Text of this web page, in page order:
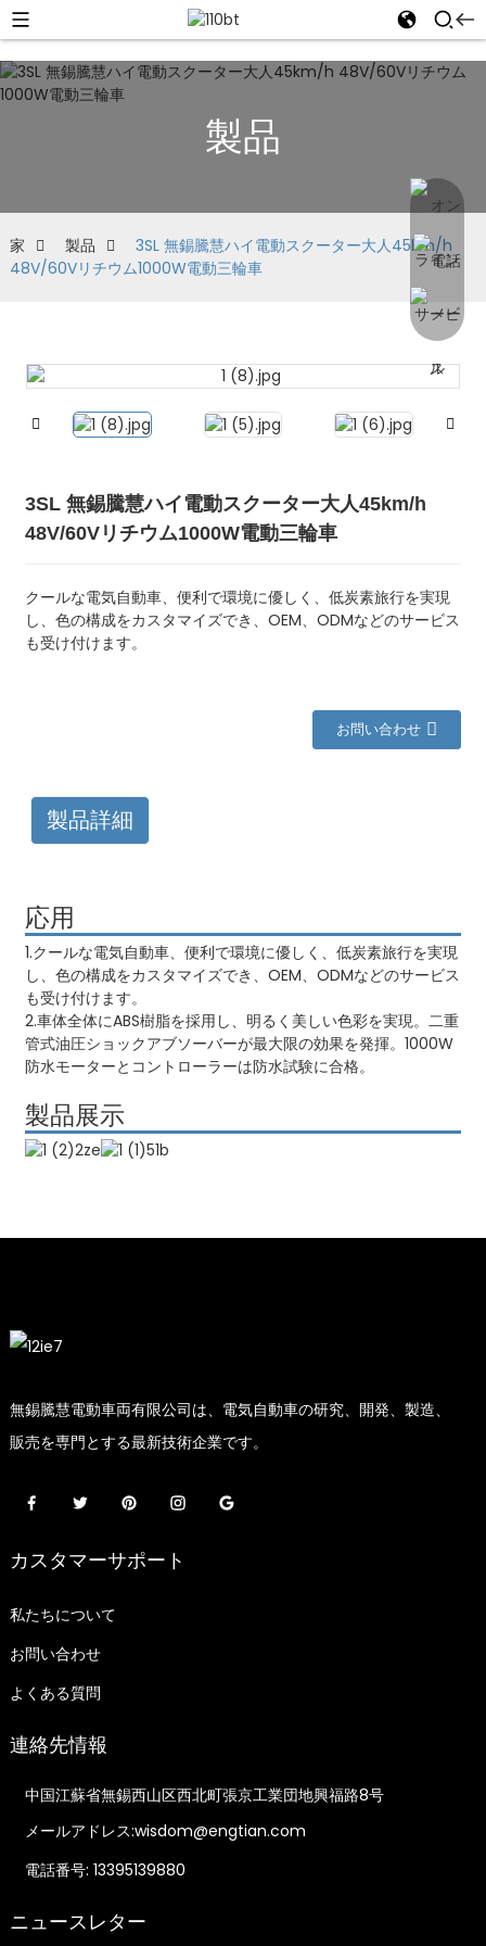
製品
家 製品
3SL 無錫騰慧ハイ電動スクーター大人45km/h
48V/60Vリチウム1000W電動三輪車
3SL 無錫騰慧ハイ電動スクーター大人45km/h
48V/60Vリチウム1000W電動三輪車
クールな電気自動車、便利で環境に優しく、低炭素旅行を実現
し、色の構成をカスタマイズでき、OEM、ODMなどのサービス
も受け付けます。
お問い合わせ
製品詳細
応用
1.クールな電気自動車、便利で環境に優しく、低炭素旅行を実現
し、色の構成をカスタマイズでき、OEM、ODMなどのサービス
も受け付けます。
2.車体全体にABS樹脂を採用し、明るく美しい色彩を実現。二重
管式油圧ショックアブソーバーが最大限の効果を発揮。1000W
防水モーターとコントローラーは防水試験に合格。
製品展示
無錫騰慧電動車両有限公司は、電気自動車の研究、開発、製造、
販売を専門とする最新技術企業です。
カスタマーサポート
私たちについて
お問い合わせ
よくある質問
連絡先情報
中国江蘇省無錫西山区西北町張京工業団地興福路8号
メールアドレス:wisdom@engtian.com
電話番号: 13395139880
ニュースレター